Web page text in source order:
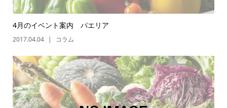
4月のイベント案内 パエリア
2017.04.04 コラム